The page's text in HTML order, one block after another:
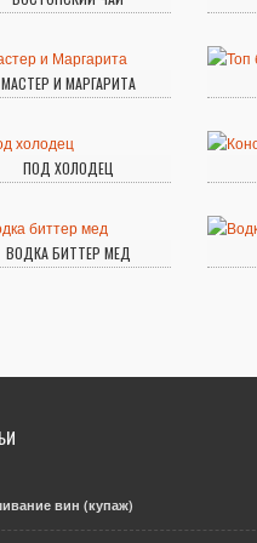
МАСТЕР И МАРГАРИТА
ПОД ХОЛОДЕЦ
ВОДКА БИТТЕР МЕД
вин (купаж)